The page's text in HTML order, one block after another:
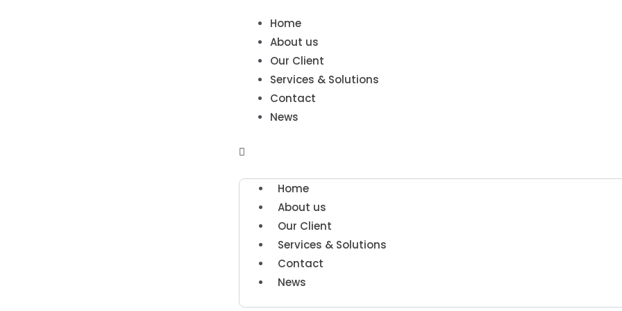
Home
About us
Our Client
Services & Solutions
Contact
News
Home
About us
Our Client
Services & Solutions
Contact
News